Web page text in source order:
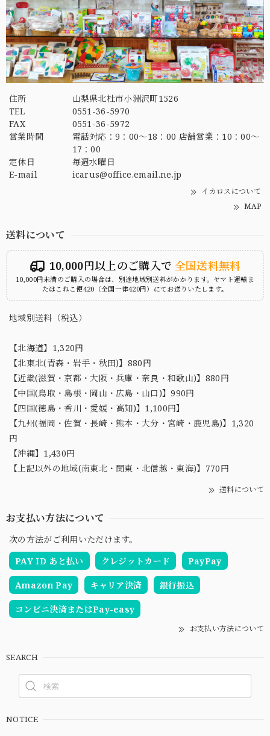
住所
山梨県北杜市小淵沢町1526
TEL
0551-36-5970
FAX
0551-36-5972
営業時間
電話対応：9：00～18：00 店舗営業：10：00～
17：00
定休日
毎週水曜日
E-mail
icarus@office.email.ne.jp
イカロスについて
MAP
送料について
10,000円以上のご購入で 全国送料無料
10,000円未満のご購入の場合は、別途地域別送料がかかります。ヤマト運輸ま
たはこねこ便420（全国一律420円）にてお送りいたします。
地域別送料（税込）
【北海道】1,320円
【北東北(青森・岩手・秋田)】880円
【近畿(滋賀・京都・大阪・兵庫・奈良・和歌山)】880円
【中国(鳥取・島根・岡山・広島・山口)】990円
【四国(徳島・香川・愛媛・高知)】1,100円】
【九州(福岡・佐賀・長崎・熊本・大分・宮崎・鹿児島)】1,320
円
【沖縄】1,430円
【上記以外の地域(南東北・関東・北信越・東海)】770円
送料について
お支払い方法について
次の方法がご利用いただけます。
PAY ID あと払い
クレジットカード PayPay
Amazon Pay キャリア決済 銀行振込
コンビニ決済またはPay-easy
お支払い方法について
SEARCH
NOTICE